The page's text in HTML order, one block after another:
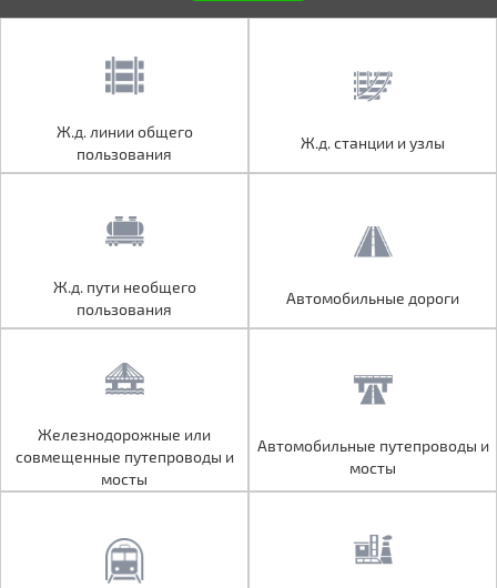
Ж.д. линии общего
пользования
Ж.д. пути необщего
пользования
Автомобильные дороги
Железнодорожные или
совмещенные путепроводы и
мосты
Автомобильные путепроводы и
мосты
Ж.д. линии общего
пользования
Ж.д. станции и узлы
Ж.д. пути необщего
пользования
Автомобильные дороги
Железнодорожные или
совмещенные путепроводы и
мосты
Автомобильные путепроводы и
мосты